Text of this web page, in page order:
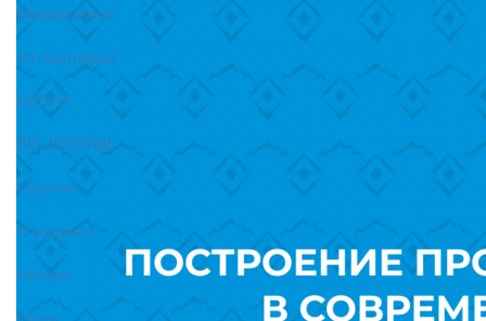
Мероприятия
От партнёров
БЛОГИ
BIS JOURNAL
Главная
О журнале
Авторы
Блоги